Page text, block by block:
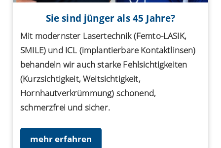
Sie sind jünger als 45 Jahre?
Mit modernster Lasertechnik (Femto-LASIK,
SMILE) und ICL (implantierbare Kontaktlinsen)
behandeln wir auch starke Fehlsichtigkeiten
(Kurzsichtigkeit, Weitsichtigkeit,
Hornhautverkrümmung) schonend,
schmerzfrei und sicher.
mehr erfahren